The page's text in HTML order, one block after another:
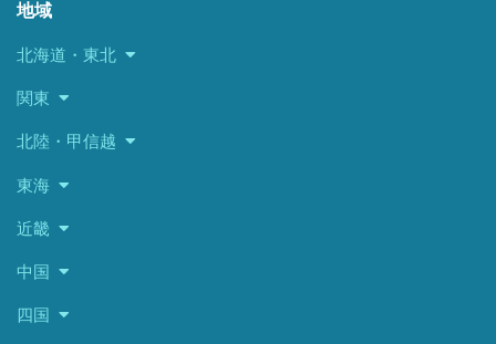
地域
北海道・東北
関東
北陸・甲信越
東海
近畿
中国
四国